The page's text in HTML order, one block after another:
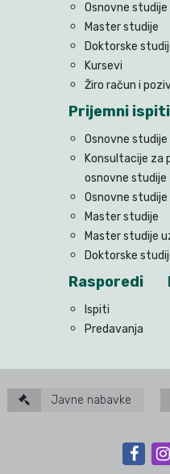
Osnovne studije
Master studije
Doktorske
Kursevi
Žiro račun i
Prijemni ispiti
Osnovne studije
Konsultacije za
osnovne
Osnovne studije
Master studije
Master studije
Doktorske
Rasporedi
Ispiti
Predavanja
Javne nabavke